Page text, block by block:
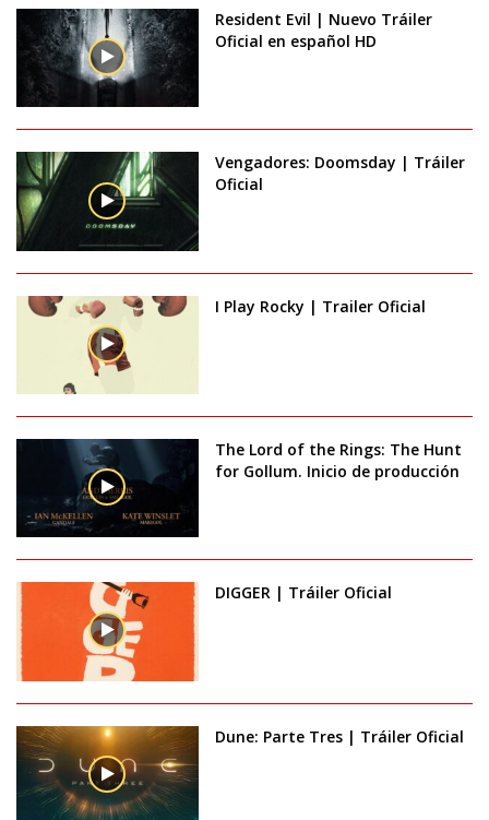
Resident Evil | Nuevo Tráiler
Oficial en español HD
Vengadores: Doomsday | Tráiler
Oficial
I Play Rocky | Trailer Oficial
The Lord of the Rings: The Hunt
for Gollum. Inicio de producción
DIGGER | Tráiler Oficial
Dune: Parte Tres | Tráiler Oficial